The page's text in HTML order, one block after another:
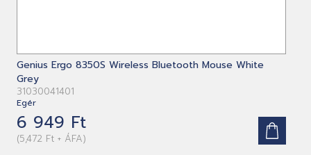
Genius Ergo 8350S Wireless Bluetooth Mouse White
Grey
31030041401
Egér
6 949 Ft
(5,472 Ft + ÁFA)